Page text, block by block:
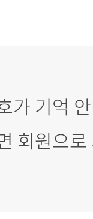
가 기억
회원으